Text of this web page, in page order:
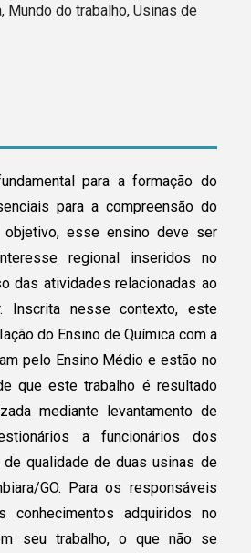
Mundo do trabalho, Usinas de
para a formação do
para a compreensão do
objetivo, esse ensino deve ser
regional inseridos no
das atividades relacionadas ao
Inscrita nesse contexto, este
do Ensino de Química com a
pelo Ensino Médio e estão no
que este trabalho é resultado
mediante levantamento de
a funcionários dos
qualidade de duas usinas de
GO. Para os responsáveis
adquiridos no
seu trabalho, o que não se